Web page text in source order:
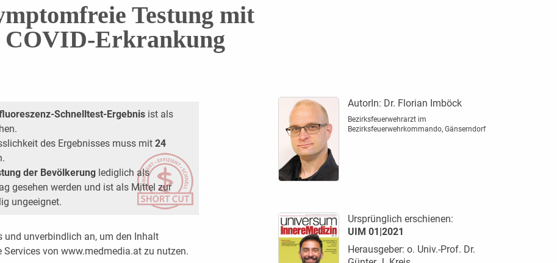
Testung mit
COVID-Erkrankung
Schnelltest-Ergebnisist als
des Ergebnisses muss mit 24
der Bevölkerunglediglich als
gesehen werden und ist als Mittel zur
ungeeignet.
unverbindlich an, um den Inhalt
von www.medmedia.at zu nutzen.
AutorIn: Dr. Florian Imböck
Bezirksfeuerwehrarzt im
Bezirksfeuerwehrkommando, Gänserndorf
Ursprünglich erschienen:
UIM 01|2021
Herausgeber: o. Univ.-Prof. Dr.